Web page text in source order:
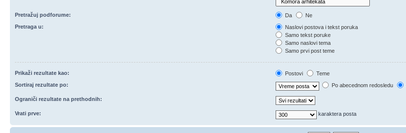
Pretražuj podforume: Da
Ne
Pretraga u:
Naslovi postova i tekst poruka
Samo tekst poruke
Samo naslovi tema
Samo prvi post teme
Prikaži rezultate kao: Postovi
Teme
Sortiraj rezultate po:
Po abecednom redosledu
Ograniči rezultate na prethodnih:
Vrati prve: karaktera posta